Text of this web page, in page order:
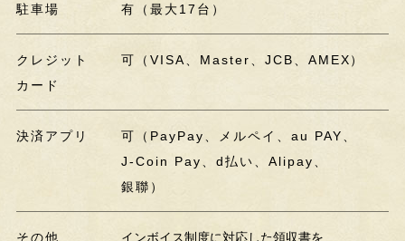
駐車場 有（最大17台）
クレジット
カード
可（VISA、Master、JCB、AMEX）
決済アプリ
可（PayPay、メルペイ、au PAY、
J-Coin Pay、d払い、Alipay、
銀聯）
その他
インボイス制度に対応した領収書を